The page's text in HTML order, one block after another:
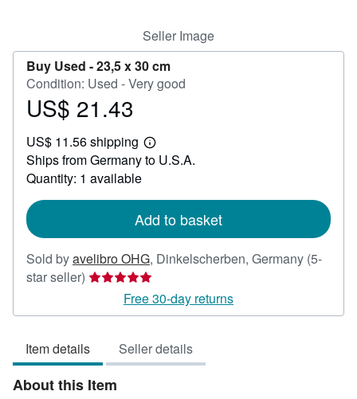
Seller Image
Buy Used -23,5 x 30 cm
Condition: Used - Very good
Price
21.43
US$ 21.43
US$ 11.56 shipping
Learn
more
Ships from Germany to U.S.A.
Quantity: 1 available
Add to basket
Sold byavelibro OHG, Dinkelscherben, Germany (5-
star seller) Seller
5
of
5
stars
Free 30-day returns
Item details Seller details
About this Item